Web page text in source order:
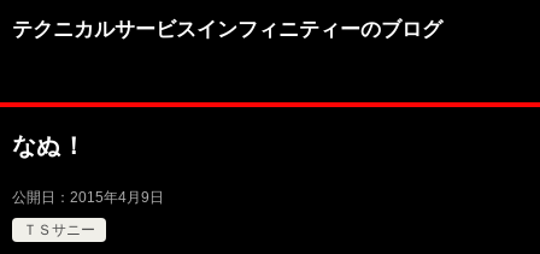
テクニカルサービスインフィニティーのブログ
なぬ！
公開日： 2015年4月9日
ＴＳサニー